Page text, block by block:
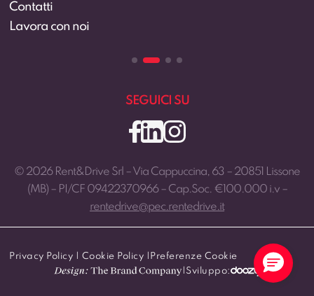
Contatti
Lavora con noi
SEGUICI SU
© 2026 Rent&Drive Srl – Via Cappuccina, 63 – 20851 Lissone
(MB) – PI/CF 09422370966 – Cap.Soc. €100.000 i.v –
rentedrive@pec.rentedrive.it
Privacy Policy Cookie Policy
Preferenze Cookie
Sviluppo: